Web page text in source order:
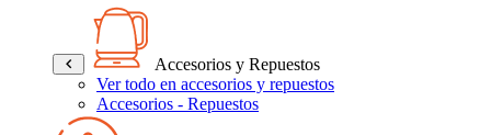
Accesorios y Repuestos
Ver todo en accesorios y repuestos
Accesorios - Repuestos